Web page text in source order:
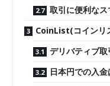
取引に便利な
CoinList(コインリ
デリバティブ
日本円での入